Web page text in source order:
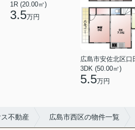
1R (20.00㎡)
3.5万円
3DK (50.00㎡)
5.5万円
不動産 広島市西区の物件一覧